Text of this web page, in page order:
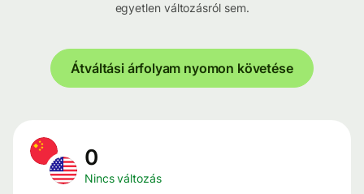
egyetlen változásról sem.
Átváltási árfolyam nyomon követése
0
Nincs változás